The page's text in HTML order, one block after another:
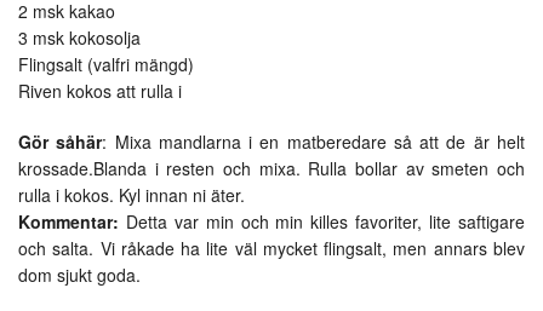
2 msk kakao
3 msk kokosolja
Flingsalt (valfri mängd)
Riven kokos att rulla i
Gör såhär: Mixa mandlarna i en matberedare så att de är helt
krossade.Blanda i resten och mixa. Rulla bollar av smeten och
rulla i kokos. Kyl innan ni äter.
Kommentar: Detta var min och min killes favoriter, lite saftigare
och salta. Vi råkade ha lite väl mycket flingsalt, men annars blev
dom sjukt goda.